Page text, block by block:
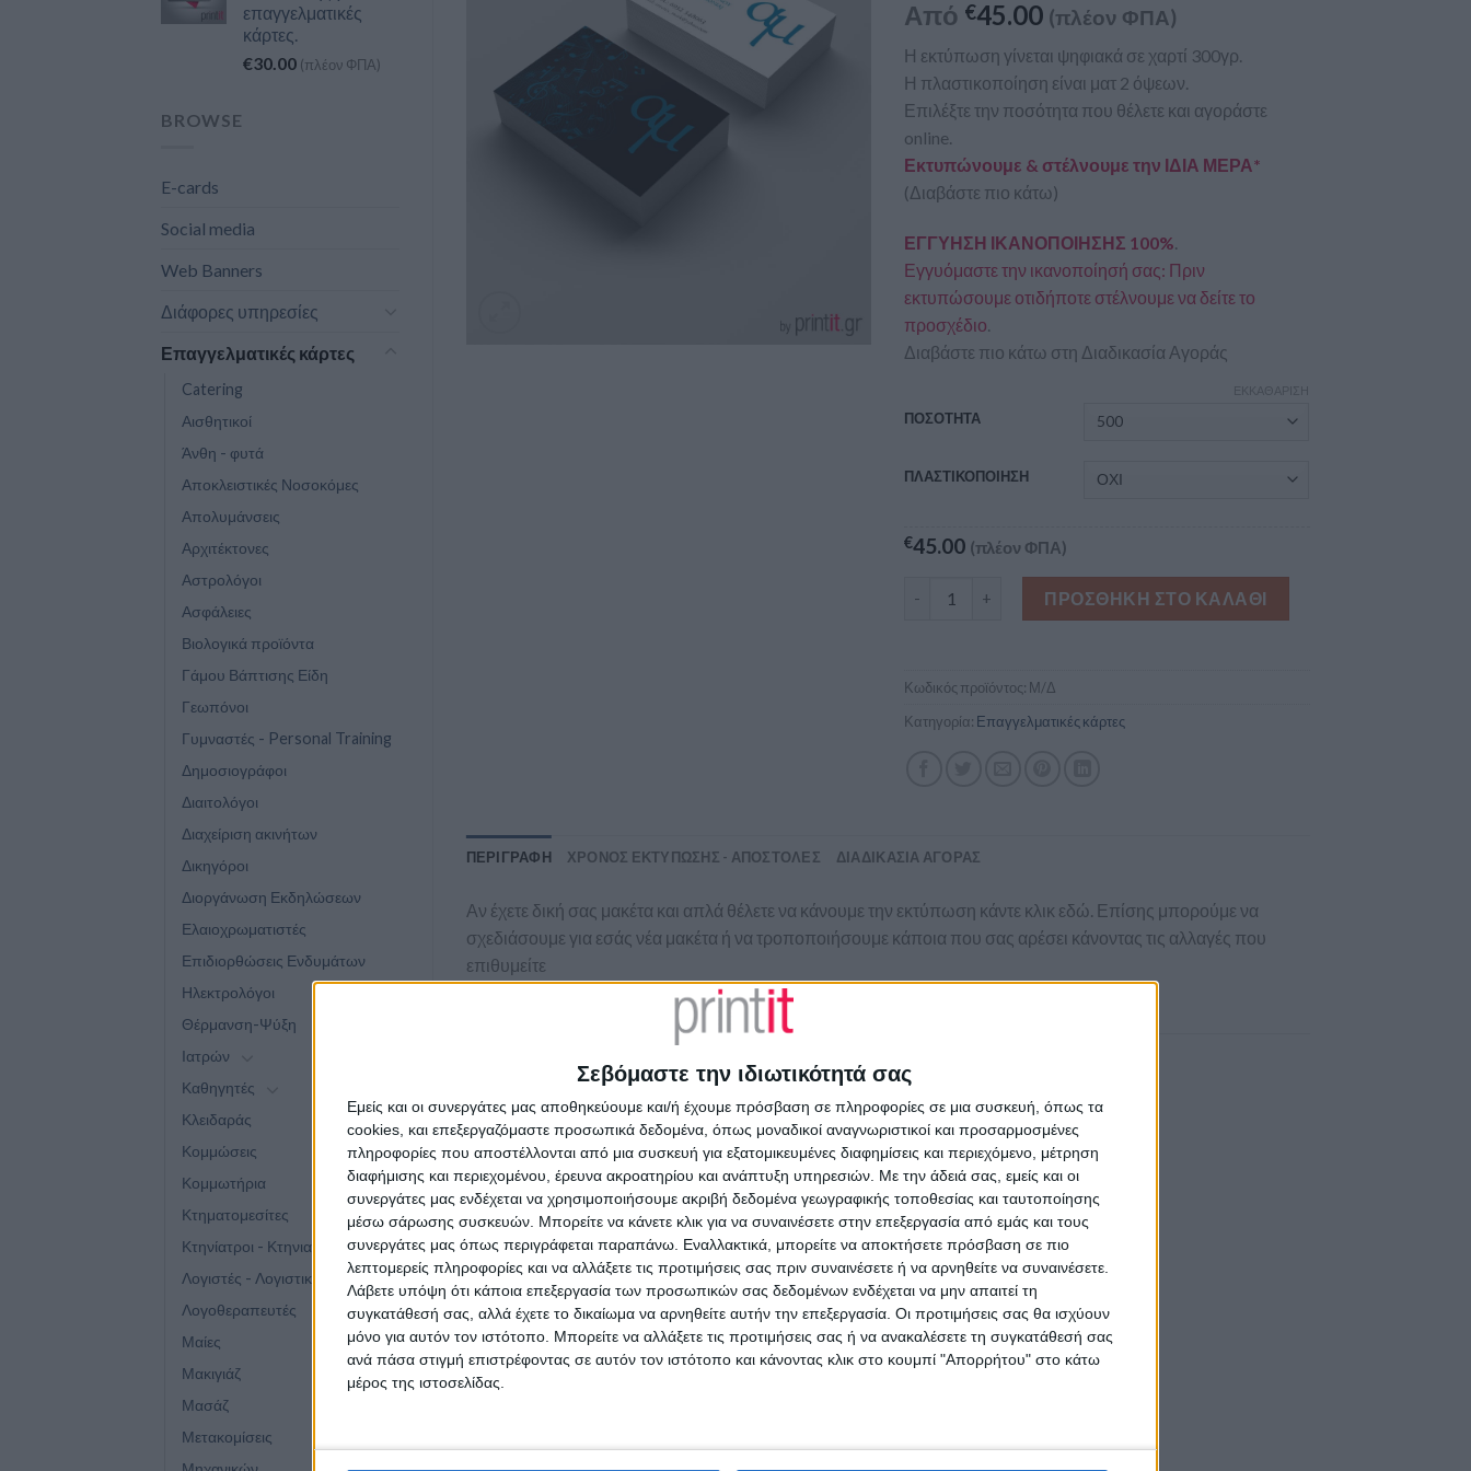
Σεβόμαστε την ιδιωτικότητά σας
Εμείς και οι συνεργάτες μας αποθηκεύουμε και/ή έχουμε πρόσβαση σε πληροφορίες σε μια συσκευή, όπως τα
cookies, και επεξεργαζόμαστε προσωπικά δεδομένα, όπως μοναδικοί αναγνωριστικοί και προσαρμοσμένες
πληροφορίες που αποστέλλονται από μια συσκευή για εξατομικευμένες διαφημίσεις και περιεχόμενο, μέτρηση
διαφήμισης και περιεχομένου, έρευνα ακροατηρίου και ανάπτυξη υπηρεσιών. Με την άδειά σας, εμείς και οι
συνεργάτες μας ενδέχεται να χρησιμοποιήσουμε ακριβή δεδομένα γεωγραφικής τοποθεσίας και ταυτοποίησης
μέσω σάρωσης συσκευών. Μπορείτε να κάνετε κλικ για να συναινέσετε στην επεξεργασία από εμάς και τους
συνεργάτες μας όπως περιγράφεται παραπάνω. Εναλλακτικά, μπορείτε να αποκτήσετε πρόσβαση σε πιο
λεπτομερείς πληροφορίες και να αλλάξετε τις προτιμήσεις σας πριν συναινέσετε ή να αρνηθείτε να συναινέσετε.
Λάβετε υπόψη ότι κάποια επεξεργασία των προσωπικών σας δεδομένων ενδέχεται να μην απαιτεί τη
συγκατάθεσή σας, αλλά έχετε το δικαίωμα να αρνηθείτε αυτήν την επεξεργασία. Οι προτιμήσεις σας θα ισχύουν
μόνο για αυτόν τον ιστότοπο. Μπορείτε να αλλάξετε τις προτιμήσεις σας ή να ανακαλέσετε τη συγκατάθεσή σας
ανά πάσα στιγμή επιστρέφοντας σε αυτόν τον ιστότοπο και κάνοντας κλικ στο κουμπί "Απορρήτου" στο κάτω
μέρος της ιστοσελίδας.
επαγγελματικές
κάρτες.
€30.00 (πλέον ΦΠΑ)
BROWSE
E-cards
Social media
Web Banners
Διάφορες υπηρεσίες
Επαγγελματικές κάρτες
Catering
Αισθητικοί
Άνθη - φυτά
Αποκλειστικές Νοσοκόμες
Απολυμάνσεις
Αρχιτέκτονες
Αστρολόγοι
Ασφάλειες
Βιολογικά προϊόντα
Γάμου Βάπτισης Είδη
Γεωπόνοι
Γυμναστές - Personal Training
Δημοσιογράφοι
Διαιτολόγοι
Διαχείριση ακινήτων
Δικηγόροι
Διοργάνωση Εκδηλώσεων
Ελαιοχρωματιστές
Επιδιορθώσεις Ενδυμάτων
Ηλεκτρολόγοι
Θέρμανση-Ψύξη
Ιατρών
Καθηγητές
Κλειδαράς
Κομμώσεις
Κομμωτήρια
Κτηματομεσίτες
Κτηνίατροι - Κτηνιατρικά Κέντρα
Λογιστές - Λογιστικά γραφεία
Λογοθεραπευτές
Μαίες
Μακιγιάζ
Μασάζ
Μετακομίσεις
Από €45.00 (πλέον ΦΠΑ)
Η εκτύπωση γίνεται ψηφιακά σε χαρτί 300γρ.
Η πλαστικοποίηση είναι ματ 2 όψεων.
Επιλέξτε την ποσότητα που θέλετε και αγοράστε
online.
Εκτυπώνουμε & στέλνουμε την ΙΔΙΑ ΜΕΡΑ*
(Διαβάστε πιο κάτω)
ΕΓΓΥΗΣΗ ΙΚΑΝΟΠΟΙΗΣΗΣ 100%
Εγγυόμαστε την ικανοποίησή σας: Πριν
εκτυπώσουμε οτιδήποτε στέλνουμε να δείτε το
προσχέδιο
Διαβάστε πιο κάτω στη Διαδικασία Αγοράς
ΠΟΣΟΤΗΤΑ
ΠΛΑΣΤΙΚΟΠΟΙΗΣΗ
€45.00 (πλέον ΦΠΑ)
Επαγγελματική κάρτα 2 όψεων για μαθήματα μουσικής ποσότητα
ΠΡΟΣΘΉΚΗ ΣΤΟ ΚΑΛΆΘΙ
Κωδικός προϊόντος: Μ/Δ
Κατηγορία: Επαγγελματικές κάρτες
ΠΕΡΙΓΡΑΦΉ ΧΡΟΝΟΣ ΕΚΤΥΠΩΣΗΣ - ΑΠΟΣΤΟΛΕΣ ΔΙΑΔΙΚΑΣΊΑ ΑΓΟΡΆΣ
Αν έχετε δική σας μακέτα και απλά θέλετε να κάνουμε την εκτύπωση κάντε κλικ εδώ. Επίσης μπορούμε να
σχεδιάσουμε για εσάς νέα μακέτα ή να τροποποιήσουμε κάποια που σας αρέσει κάνοντας τις αλλαγές που
επιθυμείτε
ΣΧΕΤΙΚΆ ΠΡΟΪΌΝΤΑ
ΕΠΑΓΓΕΛΜΑΤΙΚΈΣ ΚΆΡΤΕΣ
Η δική σου επαγγελματική
κάρτα – ΤΥΠΩΣΕ ΤΗ